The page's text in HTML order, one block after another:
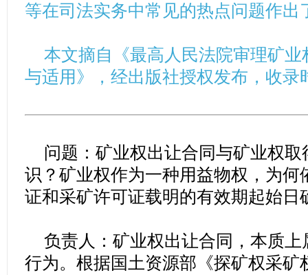
等在司法实务中常见的热点问题作出
本文摘自《最高人民法院审理矿
与适用》，经出版社授权发布，收录
问题：矿业权出让合同与矿业权
识？矿业权作为一种用益物权，为何
证和采矿许可证载明的有效期起始日
负责人：矿业权出让合同，本质
行为。根据国土资源部《探矿权采矿